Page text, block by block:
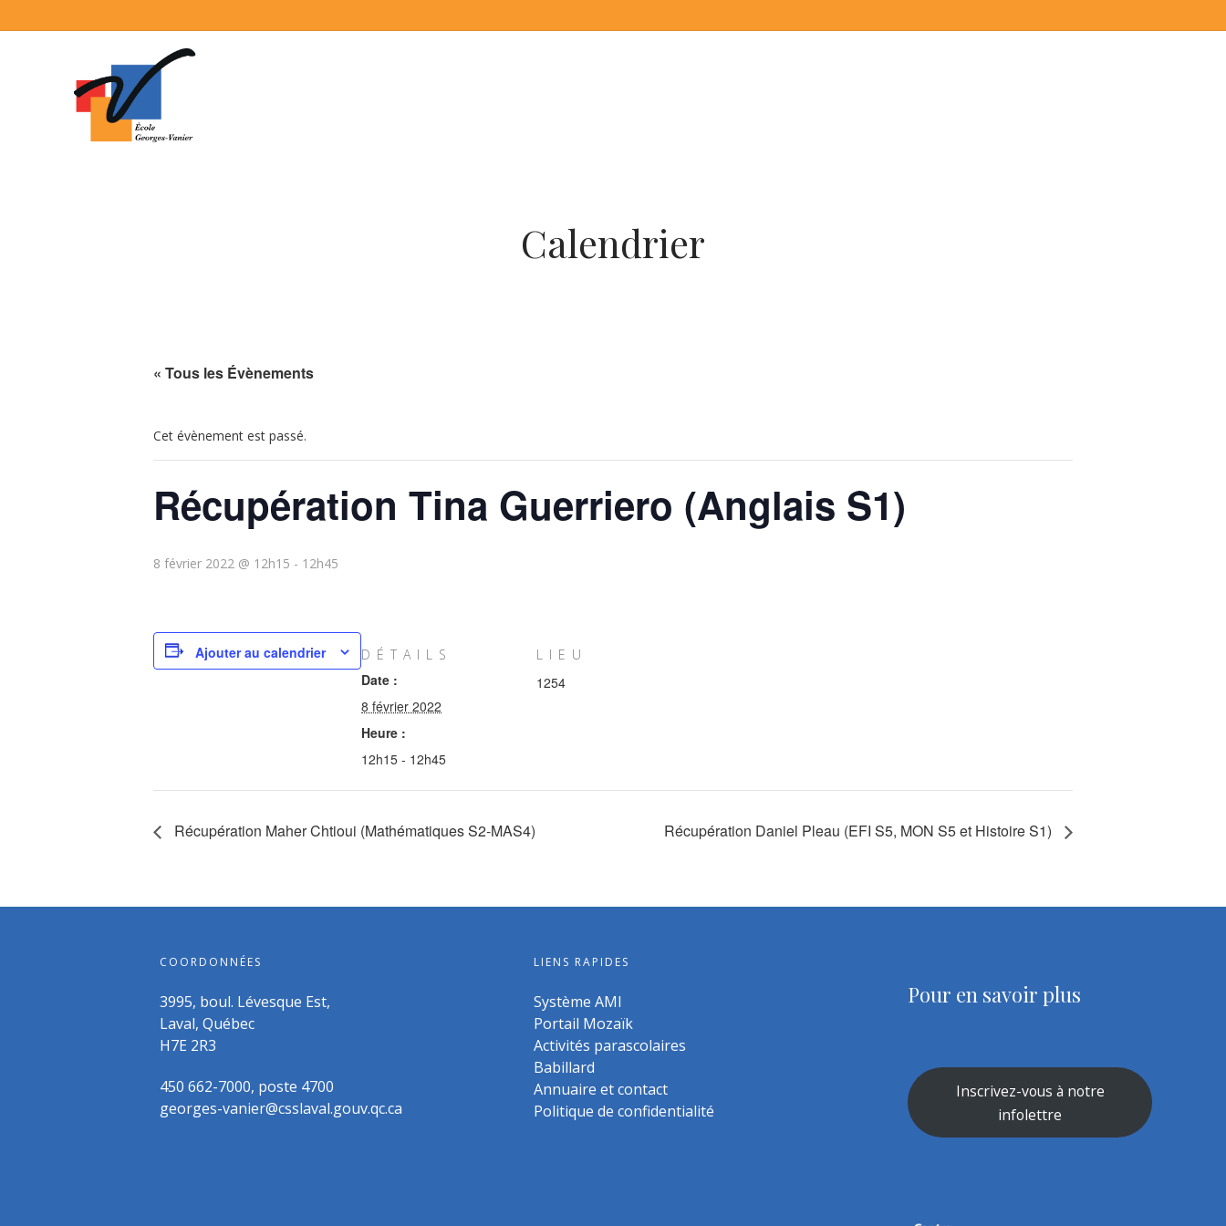
Calendrier
« Tous les Évènements
Cet évènement est passé.
Récupération Tina Guerriero (Anglais S1)
8 février 2022 @ 12h15 - 12h45
Ajouter au calendrier DÉTAILS
Date :
8 février 2022
Heure :
12h15 - 12h45
LIEU
1254
Récupération Maher Chtioui (Mathématiques S2-MAS4) Récupération Daniel Pleau (EFI S5, MON S5 et Histoire S1)
COORDONNÉES
3995, boul. Lévesque Est,
Laval, Québec
H7E 2R3
450 662-7000, poste 4700
georges-vanier@csslaval.gouv.qc.ca
LIENS RAPIDES
Système AMI
Portail Mozaïk
Activités parascolaires
Babillard
Annuaire et contact
Politique de confidentialité
Pour en savoir plus
Inscrivez-vous à notre
infolettre